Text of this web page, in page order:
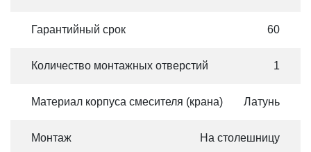
Гарантийный срок 60
Количество монтажных отверстий 1
Материал корпуса смесителя (крана) Латунь
Монтаж На столешницу